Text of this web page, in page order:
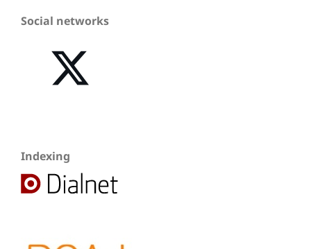
Social networks
Indexing